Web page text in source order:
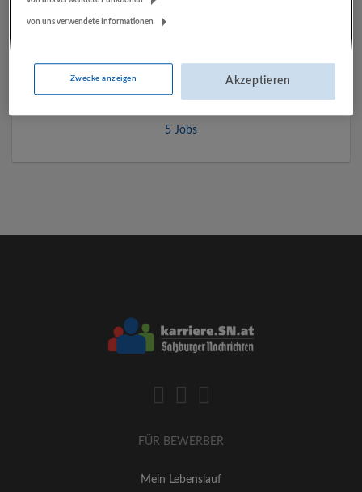
Hagleitner Hygiene International GmbH
Zell am See, Salzburg, Österreich
Gesundheitswesen | Herstellung von Waren
5 Jobs
FÜR BEWERBER
Mein Lebenslauf
von uns verwendete Informationen
Zwecke anzeigen Akzeptieren